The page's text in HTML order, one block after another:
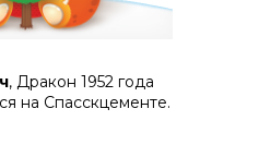
, Дракон 1952 года
на Спасскцементе.